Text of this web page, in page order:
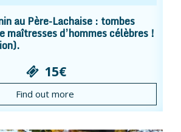
au Père-Lachaise : tombes
maîtresses d’hommes célèbres !
15€
Find out more